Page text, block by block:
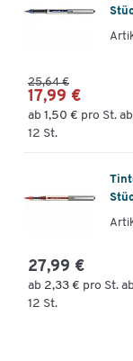
25,64 €
17,99 €
ab 1,50 € pro St.
12 St.
27,99 €
ab 2,33 € pro St.
12 St.